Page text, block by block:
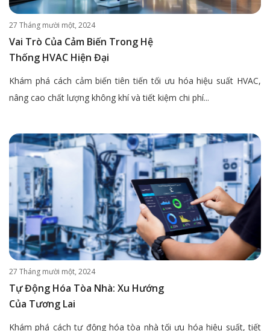
27 Tháng mười một, 2024
Vai Trò Của Cảm Biến Trong Hệ
Thống HVAC Hiện Đại
Khám phá cách cảm biến tiên tiến tối ưu hóa hiệu suất HVAC,
nâng cao chất lượng không khí và tiết kiệm chi phí...
27 Tháng mười một, 2024
Tự Động Hóa Tòa Nhà: Xu Hướng
Của Tương Lai
Khám phá cách tự động hóa tòa nhà tối ưu hóa hiệu suất, tiết